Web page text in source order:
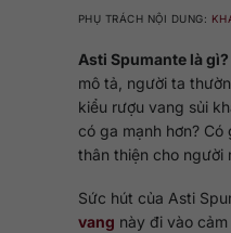
PHỤ TRÁCH NỘI DUNG:
Asti Spumante là gì?
mô tả, người ta
kiểu rượu vang sủi
có ga mạnh hơn?
thân thiện cho người
Sức hút của Asti
vang này đi vào